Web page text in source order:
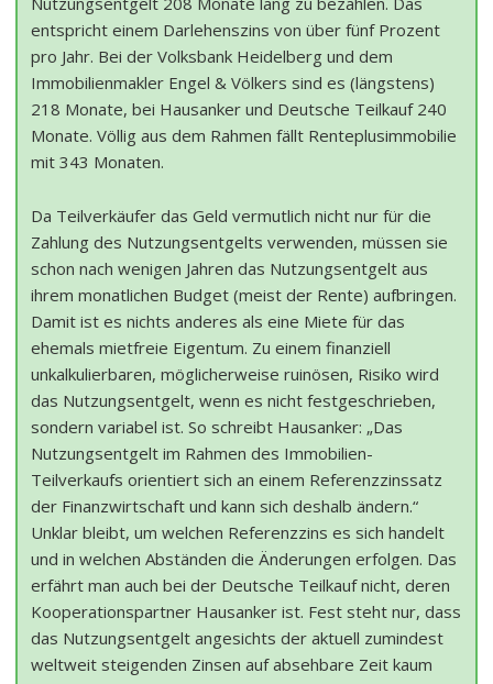
entspricht einem Darlehenszins von über fünf Prozent
pro Jahr. Bei der Volksbank Heidelberg und dem
Immobilienmakler Engel & Völkers sind es (längstens)
218 Monate, bei Hausanker und Deutsche Teilkauf 240
Monate. Völlig aus dem Rahmen fällt Renteplusimmobilie
mit 343 Monaten.
Da Teilverkäufer das Geld vermutlich nicht nur für die
Zahlung des Nutzungsentgelts verwenden, müssen sie
schon nach wenigen Jahren das Nutzungsentgelt aus
ihrem monatlichen Budget (meist der Rente) aufbringen.
Damit ist es nichts anderes als eine Miete für das
ehemals mietfreie Eigentum. Zu einem finanziell
unkalkulierbaren, möglicherweise ruinösen, Risiko wird
das Nutzungsentgelt, wenn es nicht festgeschrieben,
sondern variabel ist. So schreibt Hausanker: „Das
Nutzungsentgelt im Rahmen des Immobilien-
Teilverkaufs orientiert sich an einem Referenzzinssatz
der Finanzwirtschaft und kann sich deshalb ändern.“
Unklar bleibt, um welchen Referenzzins es sich handelt
und in welchen Abständen die Änderungen erfolgen. Das
erfährt man auch bei der Deutsche Teilkauf nicht, deren
Kooperationspartner Hausanker ist. Fest steht nur, dass
das Nutzungsentgelt angesichts der aktuell zumindest
weltweit steigenden Zinsen auf absehbare Zeit kaum